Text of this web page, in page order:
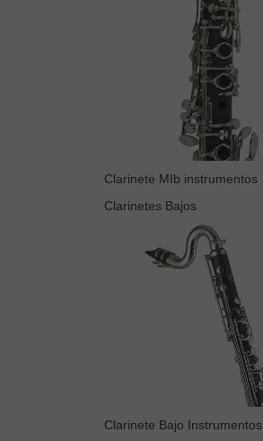
Clarinete MIb instrumentos
Clarinetes Bajos
Clarinete Bajo Instrumentos